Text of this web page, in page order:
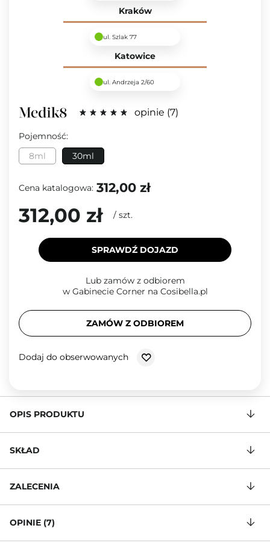
Kraków
ul. Szlak 77
Katowice
ul. Andrzeja 2/60
opinie 7
Pojemność:
8ml
30ml
Cena katalogowa: 312,00 zł
312,00 zł / szt.
SPRAWDŹ DOJAZD
Lub zamów z odbiorem
w Gabinecie Corner na Cosibella.pl
ZAMÓW Z ODBIOREM
Dodaj do obserwowanych
OPIS PRODUKTU
SKŁAD
ZALECENIA
OPINIE (7)